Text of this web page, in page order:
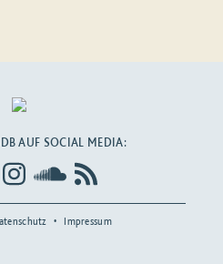
AUF SOCIAL MEDIA:
Impressum